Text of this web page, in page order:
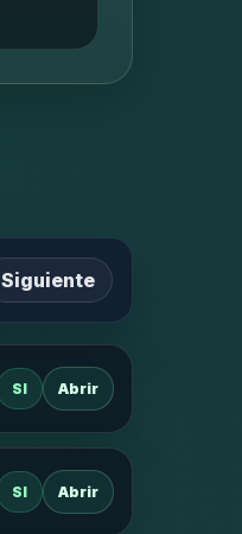
Siguiente
SI Abrir
SI Abrir